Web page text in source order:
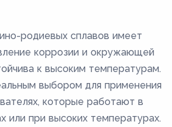
родиевых сплавов имеет
коррозии и окружающей
к высоким температурам.
выбором для применения
которые работают в
или при высоких температурах.